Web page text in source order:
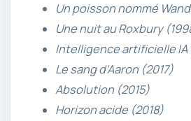
Un poisson nommé
Une nuit au Roxbury
Intelligence artificielle IA
Le sang d’Aaron (2017)
Absolution (2015)
Horizon acide (2018)